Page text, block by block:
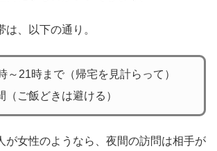
、以下の通り。
～21時まで（帰宅を見計らって）
（ご飯どきは避ける）
が女性のようなら、夜間の訪問は相手が